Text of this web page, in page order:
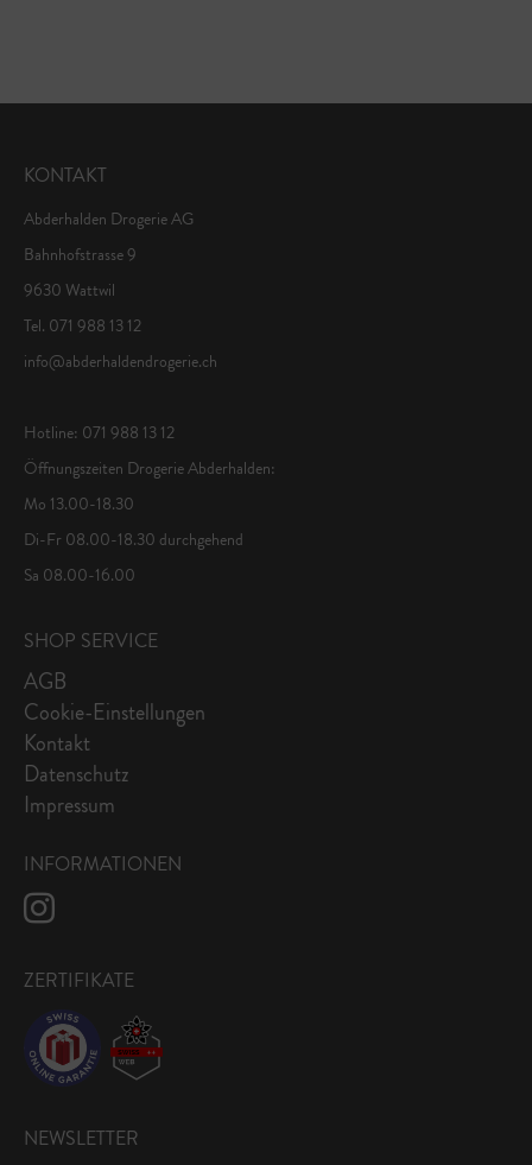
KONTAKT
Abderhalden Drogerie AG
Bahnhofstrasse 9
9630 Wattwil
Tel. 071 988 13 12
info@abderhaldendrogerie.ch
Hotline: 071 988 13 12
Öffnungszeiten Drogerie Abderhalden:
Mo 13.00-18.30
Di-Fr 08.00-18.30 durchgehend
Sa 08.00-16.00
SHOP SERVICE
AGB
Cookie-Einstellungen
Kontakt
Datenschutz
Impressum
INFORMATIONEN
ZERTIFIKATE
NEWSLETTER